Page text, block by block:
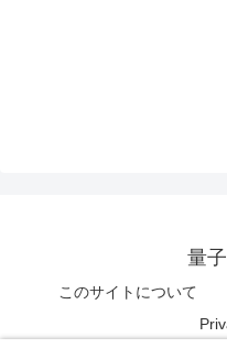
量
このサイトについて